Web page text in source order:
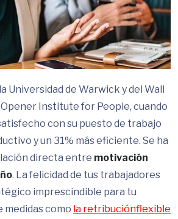
Universidad de Warwick y del Wall
Institute for People, cuando
con su puesto de trabajo
y un 31% más eficiente. Se ha
directa entre motivación
. La felicidad de tus trabajadores
imprescindible para tu
medidas como la retribuciónflexible